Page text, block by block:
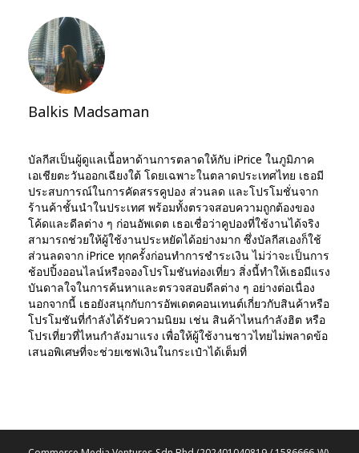
Balkis Madsaman
บัลกีสเป็นผู้ดูแลเนื้อหาด้านการตลาดให้กับ iPrice ในภูมิภาค
เอเชียตะวันออกเฉียงใต้ โดยเฉพาะในตลาดประเทศไทย เธอมี
ประสบการณ์ในการคัดสรรคูปอง ส่วนลด และโปรโมชั่นจาก
ร้านค้าชั้นนำในประเทศ พร้อมทั้งตรวจสอบความถูกต้องของ
โค้ดและดีลต่าง ๆ ก่อนอัพเดต เธอเชื่อว่าคูปองที่ใช้งานได้จริง
สามารถช่วยให้ผู้ใช้งานประหยัดได้อย่างมาก ซึ่งบัลกีสเองก็ใช้
ส่วนลดจาก iPrice ทุกครั้งก่อนทำการชำระเงิน ไม่ว่าจะเป็นการ
ช้อปปิ้งออนไลน์หรือจองโปรโมชันท่องเที่ยว สิ่งนี้ทำให้เธอมีแรง
บันดาลใจในการค้นหาและตรวจสอบดีลต่าง ๆ อย่างต่อเนื่อง
นอกจากนี้ เธอยังสนุกกับการอัพเดตคอนเทนต์เกี่ยวกับสินค้าหรือ
โปรโมชันที่กำลังได้รับความนิยม เช่น สินค้าไหนกำลังฮิต หรือ
โปรเที่ยวที่ไหนกำลังมาแรง เพื่อให้ผู้ใช้งานชาวไทยไม่พลาดข้อ
เสนอพิเศษที่จะช่วยเซฟเงินในกระเป๋าได้เต็มที่